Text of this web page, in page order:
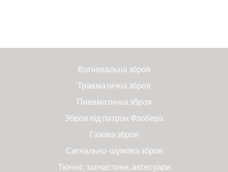
Вогнепальна зброя
Травматична зброя
Пневматична зброя
Зброя під патрон Флобера
Газова зброя
Сигнально-шумова зброя
Тюнінг, запчастини, аксесуари